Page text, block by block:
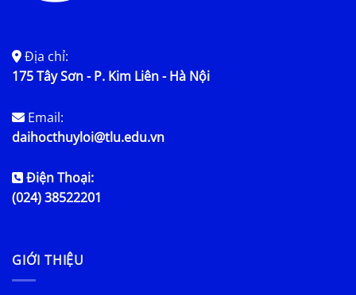
Địa chỉ:
175 Tây Sơn - P. Kim Liên - Hà Nội
Email:
daihocthuyloi@tlu.edu.vn
Điện Thoại:
(024) 38522201
GIỚI THIỆU